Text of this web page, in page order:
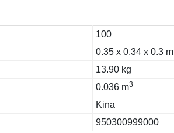
100
0.35 x 0.34 x 0.3 m
13.90 kg
0.036 m3
Kina
950300999000